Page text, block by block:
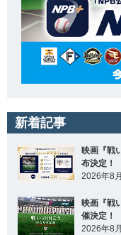
新着記事
映画『戦
布決定！
2026年8
映画『戦
催決定！
2026年8